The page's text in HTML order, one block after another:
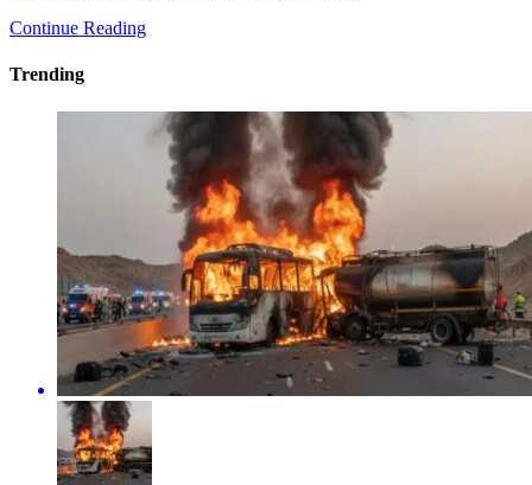
Continue Reading
Trending